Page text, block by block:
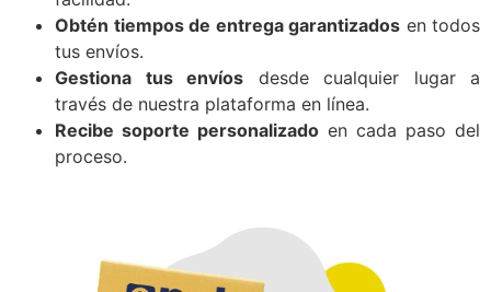
Obtén tiempos de entrega garantizados en todos
tus envíos.
Gestiona tus envíos desde cualquier lugar a
través de nuestra plataforma en línea.
Recibe soporte personalizado en cada paso del
proceso.